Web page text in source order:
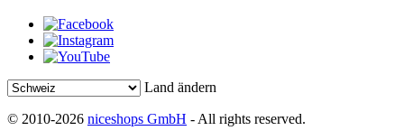
Land ändern
© 2010-2026 niceshops GmbH - All rights reserved.